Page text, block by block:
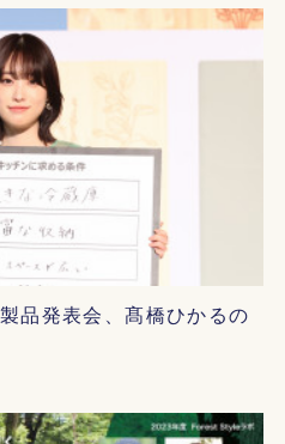
品発表会、髙橋ひかるの